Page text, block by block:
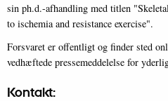
sin ph.d.-afhandling med titlen
to ischemia and resistance exercise".
Forsvaret er offentligt og finder sted
vedhæftede pressemeddelelse for
Kontakt: